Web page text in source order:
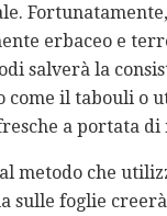
erbaceo e
salverà la
come il tabouli o
a portata di
metodo che
sulle foglie